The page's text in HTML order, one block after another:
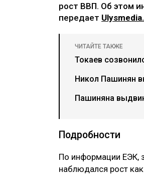
рост ВВП. Об этом
передает
ЧИТАЙТЕ ТАКЖЕ
Токаев
Никол Пашинян
Пашиняна
Подробности
По информации ЕЭК,
наблюдался рост